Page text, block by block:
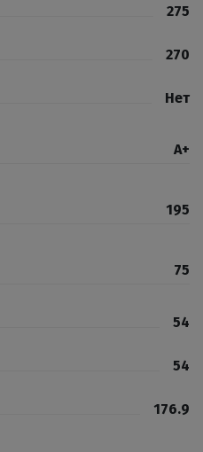
275
270
Нет
А+
195
75
54
54
176.9